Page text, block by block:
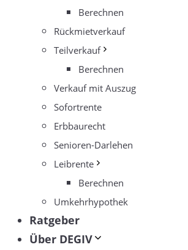
Berechnen
Rückmietverkauf
Teilverkauf
Berechnen
Verkauf mit Auszug
Sofortrente
Erbbaurecht
Senioren-Darlehen
Leibrente
Berechnen
Umkehrhypothek
Ratgeber
Über DEGIV